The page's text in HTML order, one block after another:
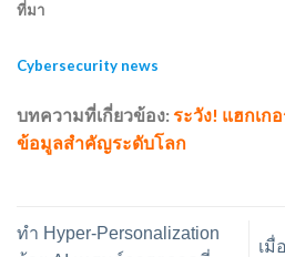
ที่มา
Cybersecurity news
บทความที่เกี่ยวข้อง:ระวัง! แฮกเก
ข้อมูลสำคัญระดับโลก
ทำ Hyper-Personalization
เมื่